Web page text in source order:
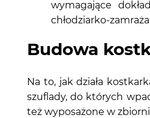
wymagające
chłodziarko-
Budowa
Na to, jak działa
szuflady, do których
też wyposażone w